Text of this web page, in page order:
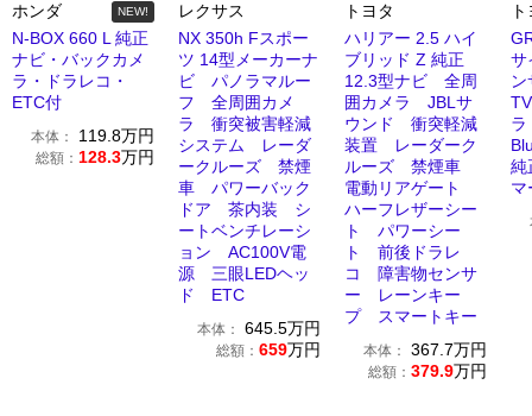
ホンダ NEW!
N-BOX 660 L 純正
ナビ・バックカメ
ラ・ドラレコ・
ETC付
本体： 119.8万円
総額： 128.3万円
レクサス
NX 350h Fスポー
ツ 14型メーカーナ
ビ パノラマルー
フ 全周囲カメ
ラ 衝突被害軽減
システム レーダ
ークルーズ 禁煙
車 パワーバック
ドア 茶内装 シ
ートベンチレーシ
ョン AC100V電
源 三眼LEDヘッ
ド ETC
本体： 645.5万円
総額： 659万円
トヨタ
ハリアー 2.5 ハイ
ブリッド Z 純正
12.3型ナビ 全周
囲カメラ JBLサ
ウンド 衝突軽減
装置 レーダーク
ルーズ 禁煙車
電動リアゲート
ハーフレザーシー
ト パワーシー
ト 前後ドラレ
コ 障害物センサ
ー レーンキー
プ スマートキー
本体： 367.7万円
総額： 379.9万円
サ
ラ
純
マ